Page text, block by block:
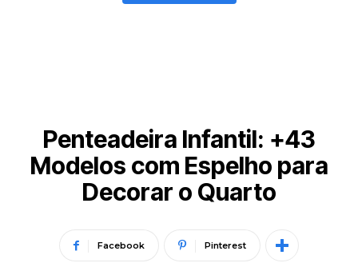
Penteadeira Infantil: +43
Modelos com Espelho para
Decorar o Quarto
Facebook Pinterest